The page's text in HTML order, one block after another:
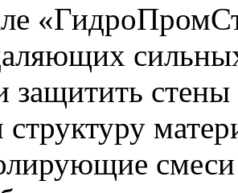
защитить стены